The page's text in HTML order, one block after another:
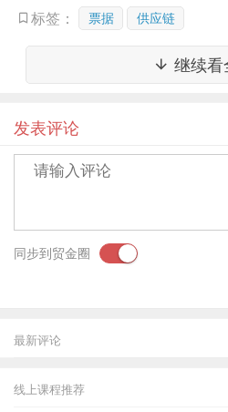
的角度。站在各自的角度，
更多还是得看票交所看供应
这篇期刊简读可以帮助大家
票据推出背景和潜在逻辑。
商业汇票是商业信用的规范
纪90年代清理“三角债”的成
据化，为经济高质量发展奠定
（一）应收账款快速增长
标签： 票据 供应链
继续看
发表评论
同步到贸金圈
最新评论
线上课程推荐